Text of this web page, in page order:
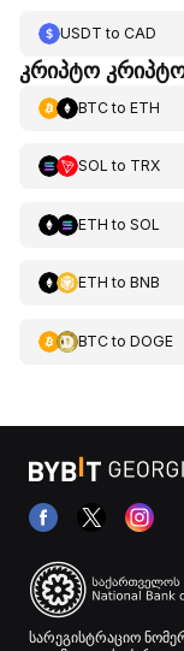
USDT to CAD
კრიპტო
BTCto ETH
SOL to TRX
ETH to SOL
ETH to BNB
BTCto DOGE
სარეგისტრაციო